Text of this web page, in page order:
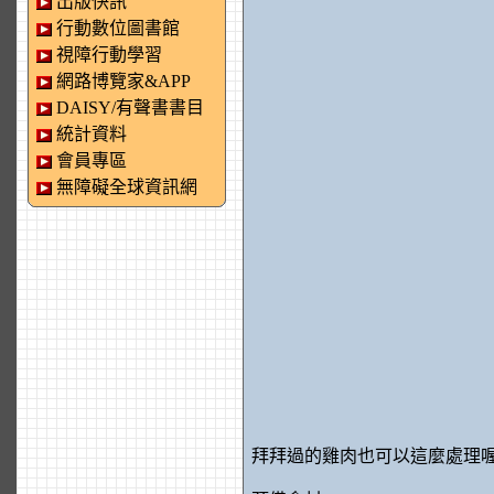
行動數位圖書館
視障行動學習
網路博覽家&APP
DAISY/有聲書書目
統計資料
會員專區
無障礙全球資訊網
拜拜過的雞肉也可以這麼處理